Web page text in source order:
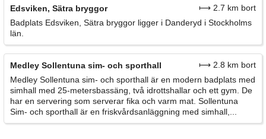
Edsviken, Sätra bryggor
⟼ 2.7 km bort
Badplats Edsviken, Sätra bryggor ligger i Danderyd i Stockholms
län.
Medley Sollentuna sim- och sporthall
⟼ 2.8 km bort
Medley Sollentuna sim- och sporthall är en modern badplats med
simhall med 25-metersbassäng, två idrottshallar och ett gym. De
har en servering som serverar fika och varm mat. Sollentuna
Sim- och sporthall är en friskvårdsanläggning med simhall,...